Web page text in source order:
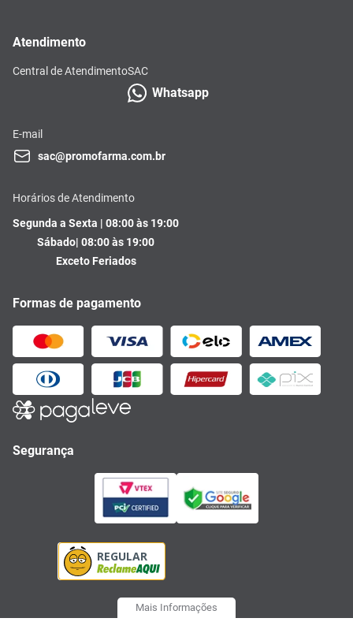
Atendimento
Central de AtendimentoSAC
Whatsapp
E-mail
sac@promofarma.com.br
Horários de Atendimento
Segunda a Sexta | 08:00 às 19:00
Sábado| 08:00 às 19:00
Exceto Feriados
Formas de pagamento
Segurança
Mais Informações